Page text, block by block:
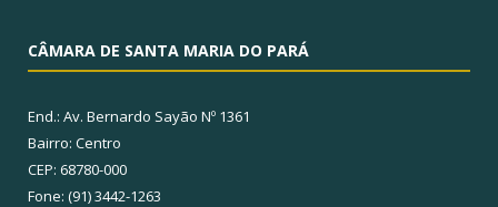
CÂMARA DE SANTA MARIA DO PARÁ
End.: Av. Bernardo Sayão Nº 1361
Bairro: Centro
CEP: 68780-000
Fone: (91) 3442-1263